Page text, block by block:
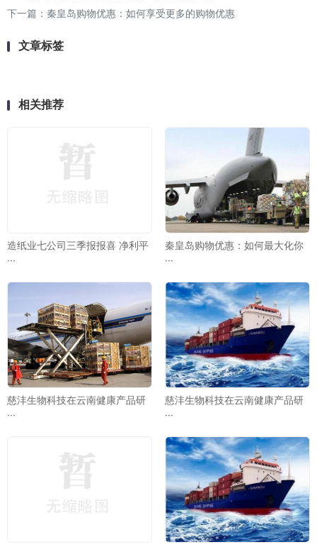
下一篇： 秦皇岛购物优惠：如何享受更多的购物优惠
文章标签
相关推荐
造纸业七公司三季报报喜 净利平
···
秦皇岛购物优惠：如何最大化你
···
慈沣生物科技在云南健康产品研
···
慈沣生物科技在云南健康产品研
···